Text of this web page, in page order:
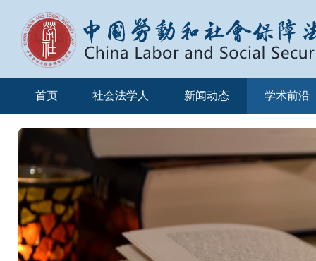
首页 社会法学人 新闻动态 学术前沿